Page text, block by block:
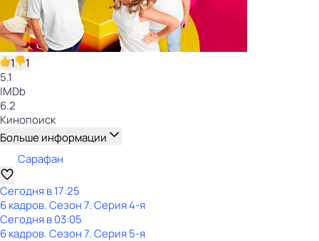
1
1
5.1
IMDb
6.2
Кинопоиск
Больше информации
Сарафан
Сегодня в 17:25
6 кадров. Сезон 7. Серия 4-я
Сегодня в 03:05
6 кадров. Сезон 7. Серия 5-я